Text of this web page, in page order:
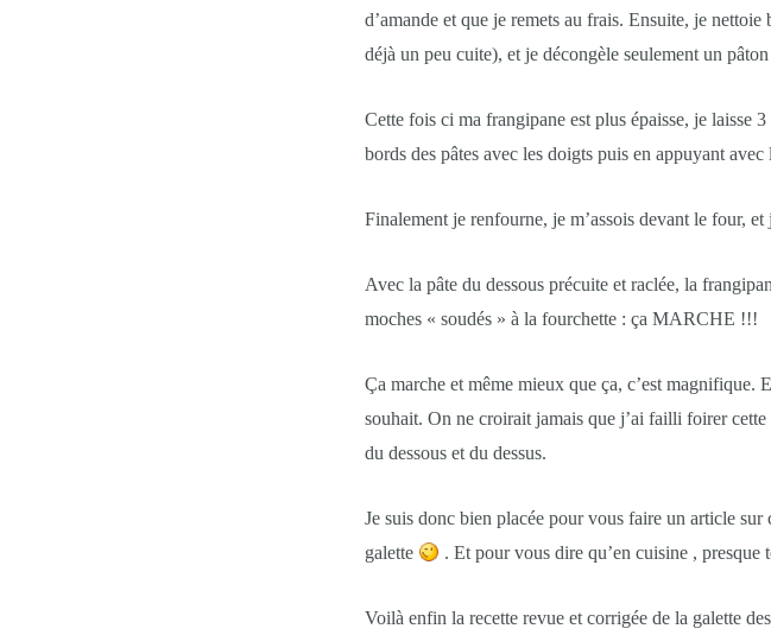
d’amande et que je remets au frais. Ensuite, je
déjà un peu cuite), et je décongèle seulement un
Cette fois ci ma frangipane est plus épaisse, je laisse
bords des pâtes avec les doigts puis en appuyant
Finalement je renfourne, je m’assois devant le four,
Avec la pâte du dessous précuite et raclée, la
moches « soudés » à la fourchette : ça MARCHE !!!
Ça marche et même mieux que ça, c’est
souhait. On ne croirait jamais que j’ai failli foirer
du dessous et du dessus.
Je suis donc bien placée pour vous faire un article
galette
. Et pour vous dire qu’en cuisine , presque
Voilà enfin la recette revue et corrigée de la galette